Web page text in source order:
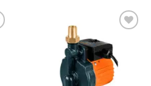
a la
lista
de
deseos